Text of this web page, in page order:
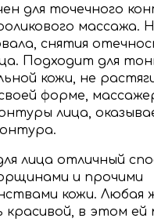
для точечного
массажа.
снятия
Подходит для
кожи, не
форме,
лица,
лица отличный
и прочими
кожи. Любая
красивой, в этом ей